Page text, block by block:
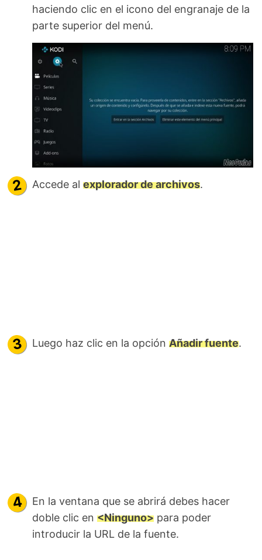
haciendo clic en el icono del engranaje de la
parte superior del menú.
Accede al explorador de archivos.
Luego haz clic en la opción Añadir fuente.
En la ventana que se abrirá debes hacer
doble clic en <Ninguno> para poder
introducir la URL de la fuente.